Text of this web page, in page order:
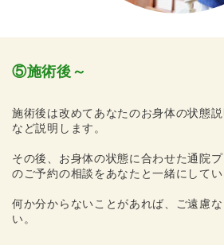
⑤施術後～
施術後は改めてあなたのお身体の状態
など説明します。
その後、お身体の状態に合わせた通院
のご予約の相談をあなたと一緒にしてい
何か分からないことがあれば、ご遠慮
い。